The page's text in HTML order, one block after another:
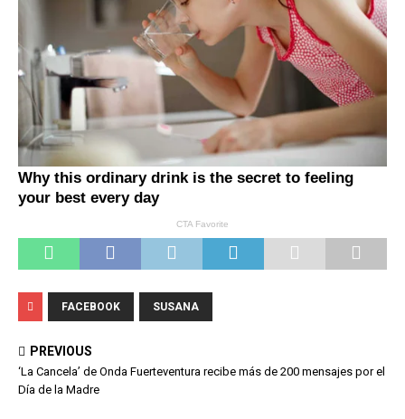
FACEBOOK SUSANA
PREVIOUS
‘La Cancela’ de Onda Fuerteventura recibe más de 200 mensajes por el
Día de la Madre